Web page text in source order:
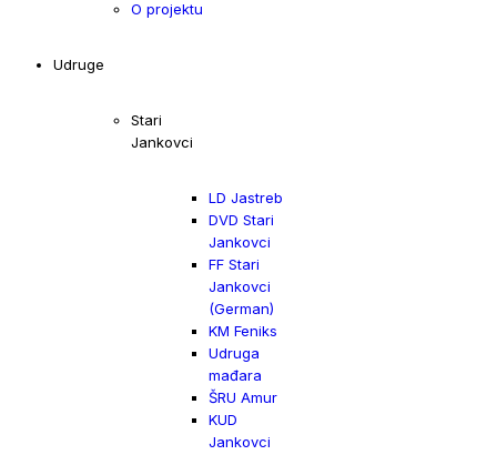
O projektu
Udruge
Stari
Jankovci
LD Jastreb
DVD Stari
Jankovci
FF Stari
Jankovci
(German)
KM Feniks
Udruga
mađara
ŠRU Amur
KUD
Jankovci